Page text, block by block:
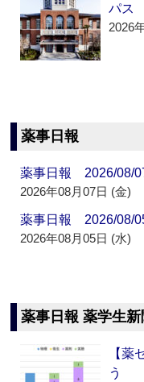
パス
2026
薬事日報
薬事日報 2026/08/
2026年08月07日 (金)
薬事日報 2026/08/
2026年08月05日 (水)
薬事日報 薬学生
【薬
う